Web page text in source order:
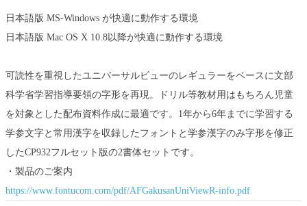
日本語版 MS-Windows が快適に動作する環境
日本語版 Mac OS X 10.8以降が快適に動作する環境
可読性を重視したユニバーサルビューのレギュラーをベースに文部
科学省学習指導要領の字形を再現。ドリル等教材用はもちろん児童
を対象とした配布資料作成に最適です。1年から6年までに学習する
学参文字と常用漢字を収録したフォントと学参漢字のみ字形を修正
したCP932フルセット版の2書体セットです。
・製品のご案内
https://www.fontucom.com/pdf/AFGakusanUniViewR-info.pdf